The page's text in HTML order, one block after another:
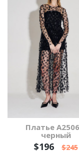
Платье
черный
$196 $245